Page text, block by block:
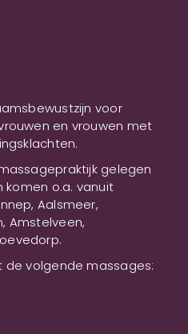
voor
en vrouwen met
gelegen
komen o.a. vanuit
Aalsmeer,
Amstelveen,
de volgende massages: